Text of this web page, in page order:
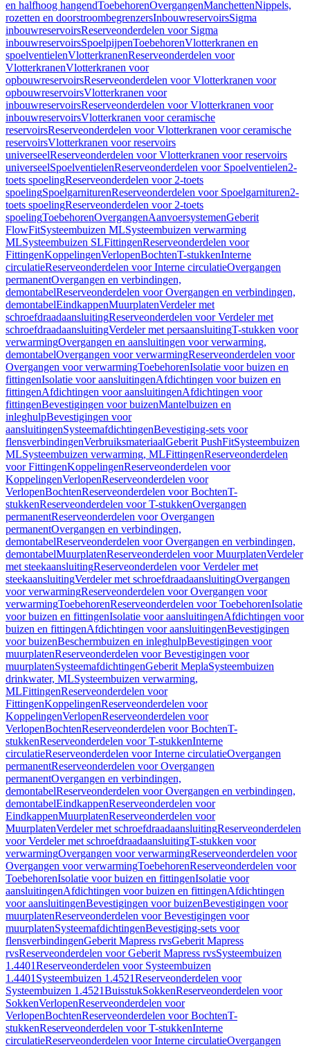
en halfhoog hangendToebehorenOvergangenManchettenNippels,
rozetten en doorstroombegrenzersInbouwreservoirsSigma
inbouwreservoirsReserveonderdelen voor Sigma
inbouwreservoirsSpoelpijpenToebehorenVlotterkranen en
spoelventielenVlotterkranenReserveonderdelen voor
VlotterkranenVlotterkranen voor
opbouwreservoirsReserveonderdelen voor Vlotterkranen voor
opbouwreservoirsVlotterkranen voor
inbouwreservoirsReserveonderdelen voor Vlotterkranen voor
inbouwreservoirsVlotterkranen voor ceramische
reservoirsReserveonderdelen voor Vlotterkranen voor ceramische
reservoirsVlotterkranen voor reservoirs
universeelReserveonderdelen voor Vlotterkranen voor reservoirs
universeelSpoelventielenReserveonderdelen voor Spoelventielen2-
toets spoelingReserveonderdelen voor 2-toets
spoelingSpoelgarniturenReserveonderdelen voor Spoelgarnituren2-
toets spoelingReserveonderdelen voor 2-toets
spoelingToebehorenOvergangenAanvoersystemenGeberit
FlowFitSysteembuizen MLSysteembuizen verwarming
MLSysteembuizen SLFittingenReserveonderdelen voor
FittingenKoppelingenVerlopenBochtenT-stukkenInterne
circulatieReserveonderdelen voor Interne circulatieOvergangen
permanentOvergangen en verbindingen,
demontabelReserveonderdelen voor Overgangen en verbindingen,
demontabelEindkappenMuurplatenVerdeler met
schroefdraadaansluitingReserveonderdelen voor Verdeler met
schroefdraadaansluitingVerdeler met persaansluitingT-stukken voor
verwarmingOvergangen en aansluitingen voor verwarming,
demontabelOvergangen voor verwarmingReserveonderdelen voor
Overgangen voor verwarmingToebehorenIsolatie voor buizen en
fittingenIsolatie voor aansluitingenAfdichtingen voor buizen en
fittingenAfdichtingen voor aansluitingenAfdichtingen voor
fittingenBevestigingen voor buizenMantelbuizen en
inleghulpBevestigingen voor
aansluitingenSysteemafdichtingenBevestiging-sets voor
flensverbindingenVerbruiksmateriaalGeberit PushFitSysteembuizen
MLSysteembuizen verwarming, MLFittingenReserveonderdelen
voor FittingenKoppelingenReserveonderdelen voor
KoppelingenVerlopenReserveonderdelen voor
VerlopenBochtenReserveonderdelen voor BochtenT-
stukkenReserveonderdelen voor T-stukkenOvergangen
permanentReserveonderdelen voor Overgangen
permanentOvergangen en verbindingen,
demontabelReserveonderdelen voor Overgangen en verbindingen,
demontabelMuurplatenReserveonderdelen voor MuurplatenVerdeler
met steekaansluitingReserveonderdelen voor Verdeler met
steekaansluitingVerdeler met schroefdraadaansluitingOvergangen
voor verwarmingReserveonderdelen voor Overgangen voor
verwarmingToebehorenReserveonderdelen voor ToebehorenIsolatie
voor buizen en fittingenIsolatie voor aansluitingenAfdichtingen voor
buizen en fittingenAfdichtingen voor aansluitingenBevestigingen
voor buizenBeschermbuizen en inleghulpBevestigingen voor
muurplatenReserveonderdelen voor Bevestigingen voor
muurplatenSysteemafdichtingenGeberit MeplaSysteembuizen
drinkwater, MLSysteembuizen verwarming,
MLFittingenReserveonderdelen voor
FittingenKoppelingenReserveonderdelen voor
KoppelingenVerlopenReserveonderdelen voor
VerlopenBochtenReserveonderdelen voor BochtenT-
stukkenReserveonderdelen voor T-stukkenInterne
circulatieReserveonderdelen voor Interne circulatieOvergangen
permanentReserveonderdelen voor Overgangen
permanentOvergangen en verbindingen,
demontabelReserveonderdelen voor Overgangen en verbindingen,
demontabelEindkappenReserveonderdelen voor
EindkappenMuurplatenReserveonderdelen voor
MuurplatenVerdeler met schroefdraadaansluitingReserveonderdelen
voor Verdeler met schroefdraadaansluitingT-stukken voor
verwarmingOvergangen voor verwarmingReserveonderdelen voor
Overgangen voor verwarmingToebehorenReserveonderdelen voor
ToebehorenIsolatie voor buizen en fittingenIsolatie voor
aansluitingenAfdichtingen voor buizen en fittingenAfdichtingen
voor aansluitingenBevestigingen voor buizenBevestigingen voor
muurplatenReserveonderdelen voor Bevestigingen voor
muurplatenSysteemafdichtingenBevestiging-sets voor
flensverbindingenGeberit Mapress rvsGeberit Mapress
rvsReserveonderdelen voor Geberit Mapress rvsSysteembuizen
1.4401Reserveonderdelen voor Systeembuizen
1.4401 Systeembuizen 1.4521Reserveonderdelen voor
Systeembuizen 1.4521BuisstukSokkenReserveonderdelen voor
SokkenVerlopenReserveonderdelen voor
VerlopenBochtenReserveonderdelen voor BochtenT-
stukkenReserveonderdelen voor T-stukkenInterne
circulatieReserveonderdelen voor Interne circulatieOvergangen